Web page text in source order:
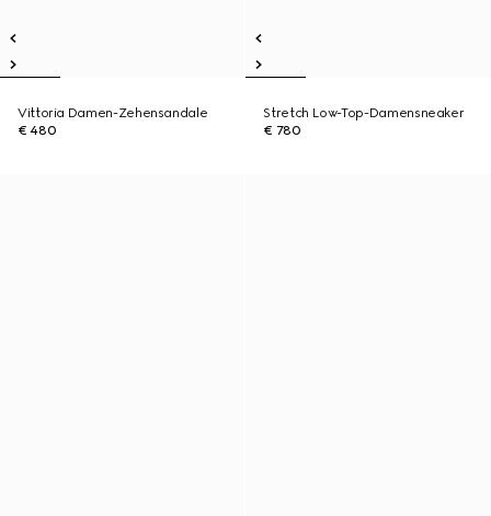
Vittoria Damen-Zehensandale
€ 480
Stretch Low-Top-Damensneaker
€ 780